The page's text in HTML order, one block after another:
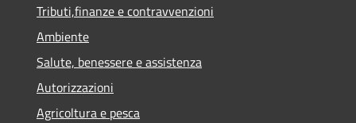
Tributi,finanze e contravvenzioni
Ambiente
Salute, benessere e assistenza
Autorizzazioni
Agricoltura e pesca